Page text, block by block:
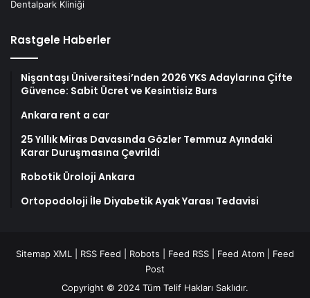
Rastgele Haberler
Nişantaşı Üniversitesi’nden 2026 YKS Adaylarına Çifte
Güvence: Sabit Ücret ve Kesintisiz Burs
Ankara rent a car
25 Yıllık Miras Davasında Gözler Temmuz Ayındaki
Karar Duruşmasına Çevrildi
Robotik Üroloji Ankara
Ortopodoloji İle Diyabetik Ayak Yarası Tedavisi
Sitemap XML RSS Feed Robots Feed RSS Feed Atom
Feed
Post
Copyright © 2024 Tüm Telif Hakları Saklıdır.